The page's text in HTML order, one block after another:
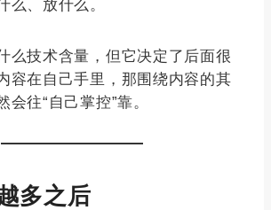
么、放什么。
么技术含量，但它决定了后面很
容在自己手里，那围绕内容的其
会往“自己掌控”靠。
多之后